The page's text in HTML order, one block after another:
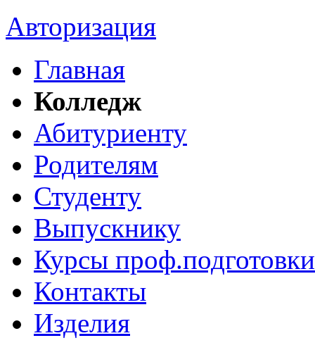
Авторизация
Главная
Колледж
Абитуриенту
Родителям
Студенту
Выпускнику
Курсы проф.подготовки
Контакты
Изделия